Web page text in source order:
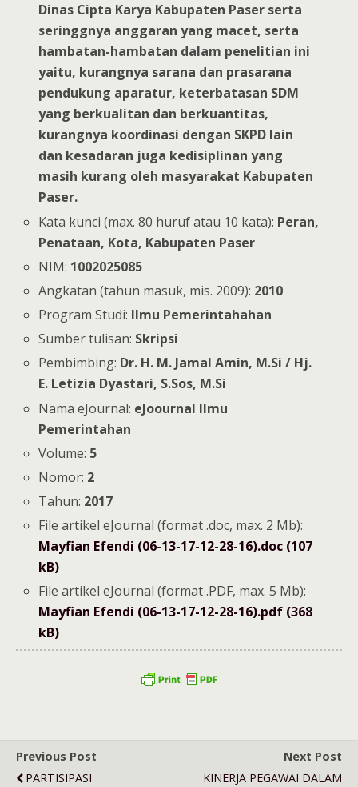
Dinas Cipta Karya Kabupaten Paser serta
seringgnya anggaran yang macet, serta
hambatan-hambatan dalam penelitian ini
yaitu, kurangnya sarana dan prasarana
pendukung aparatur, keterbatasan SDM
yang berkualitan dan berkuantitas,
kurangnya koordinasi dengan SKPD lain
dan kesadaran juga kedisiplinan yang
masih kurang oleh masyarakat Kabupaten
Paser.
Kata kunci (max. 80 huruf atau 10 kata): Peran,
Penataan, Kota, Kabupaten Paser
NIM: 1002025085
Angkatan (tahun masuk, mis. 2009): 2010
Program Studi: Ilmu Pemerintahahan
Sumber tulisan: Skripsi
Pembimbing: Dr. H. M. Jamal Amin, M.Si / Hj.
E. Letizia Dyastari, S.Sos, M.Si
Nama eJournal: eJoournal Ilmu
Pemerintahan
Volume: 5
Nomor: 2
Tahun: 2017
File artikel eJournal (format .doc, max. 2 Mb):
Mayfian Efendi (06-13-17-12-28-16).doc (107
kB)
File artikel eJournal (format .PDF, max. 5 Mb):
Mayfian Efendi (06-13-17-12-28-16).pdf (368
kB)
Previous Post
PARTISIPASI
Next Post
KINERJA PEGAWAI DALAM